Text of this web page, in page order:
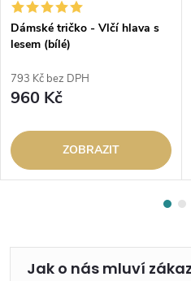
Dámské tričko - Vlčí hlava s
lesem (bílé)
793 Kč bez DPH
960 Kč
ZOBRAZIT